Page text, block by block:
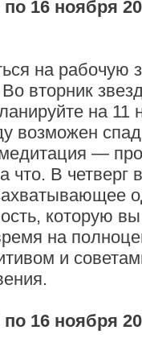
16 ноября
на рабочую
вторник
на 11
возможен спад
—
что. В
которую
на
и
16 ноября